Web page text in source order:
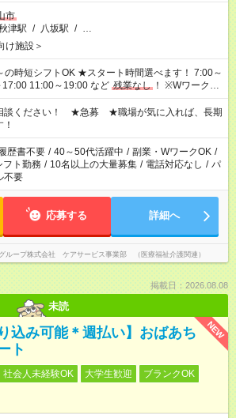
市
津駅 / 八坂駅 / …
け施設＞
★スタート時間選べます！ 7:00～
17:00 11:00～19:00 など 残業なし ！ ※Wワークの
仕事と合わせ週40時間超の就業はご案内できませ
づき、週20時間以上勤務は社会保険への加入対象
働者派遣法（日雇い派遣の原則禁止）により、
間の就業はご案内が難しい場合があります
談ください！ ★急募 ★職場が気に入れば、長期
歴書不要 / 40～50代活躍中 / 副業・WワークOK /
フト勤務 / 10名以上の大量募集 / 電話対応なし / パ
不要
応募する 詳細へ
ループ株式会社 ケアサービス事業部 （医療福祉介護関連）
掲載日：2026.08.08
未読
NEW
込み可能＊週払い】おばあち
ト
社会人未経験OK 大学生歓迎
ブランクOK